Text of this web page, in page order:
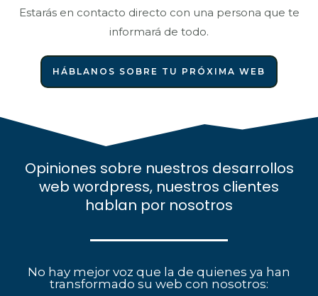
Estarás en contacto directo con una persona que te
informará de todo.
HÁBLANOS SOBRE TU PRÓXIMA WEB
Opiniones sobre nuestros desarrollos
web wordpress, nuestros clientes
hablan por nosotros
No hay mejor voz que la de quienes ya han
transformado su web con nosotros: